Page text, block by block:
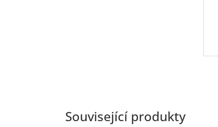
Související produkty